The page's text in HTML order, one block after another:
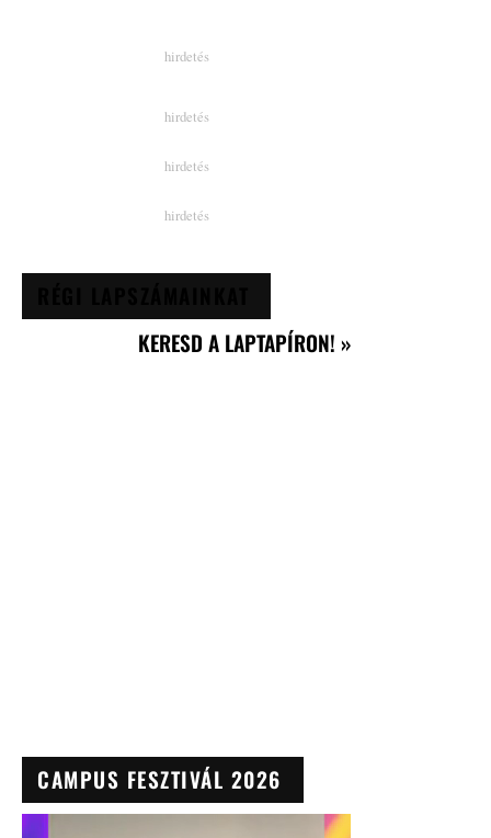
KERESD A LAPTAPÍRON! »
CAMPUS FESZTIVÁL 2026